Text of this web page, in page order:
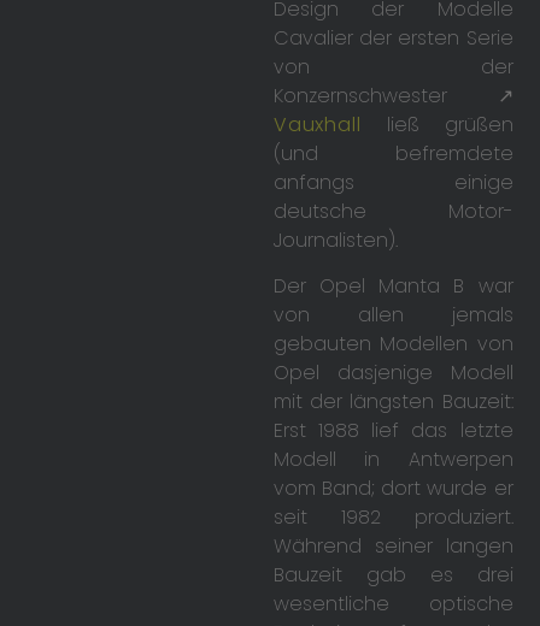
Design der Modelle
Cavalier der ersten Serie
von der
Konzernschwester ↗
Vauxhall ließ grüßen
(und befremdete
anfangs einige
deutsche Motor-
Journalisten).
Der Opel Manta B war
von allen jemals
gebauten Modellen von
Opel dasjenige Modell
mit der längsten Bauzeit:
Erst 1988 lief das letzte
Modell in Antwerpen
vom Band; dort wurde er
seit 1982 produziert.
Während seiner langen
Bauzeit gab es drei
wesentliche optische